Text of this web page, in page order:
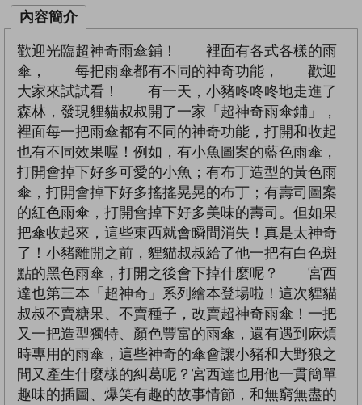
內容簡介
歡迎光臨超神奇雨傘鋪！ 裡面有各式各樣的雨
傘， 每把雨傘都有不同的神奇功能， 歡迎
大家來試試看！ 有一天，小豬咚咚咚地走進了
森林，發現貍貓叔叔開了一家「超神奇雨傘鋪」，
裡面每一把雨傘都有不同的神奇功能，打開和收起
也有不同效果喔！例如，有小魚圖案的藍色雨傘，
打開會掉下好多可愛的小魚；有布丁造型的黃色雨
傘，打開會掉下好多搖搖晃晃的布丁；有壽司圖案
的紅色雨傘，打開會掉下好多美味的壽司。但如果
把傘收起來，這些東西就會瞬間消失！真是太神奇
了！小豬離開之前，貍貓叔叔給了他一把有白色斑
點的黑色雨傘，打開之後會下掉什麼呢？ 宮西
達也第三本「超神奇」系列繪本登場啦！這次貍貓
叔叔不賣糖果、不賣種子，改賣超神奇雨傘！一把
又一把造型獨特、顏色豐富的雨傘，還有遇到麻煩
時專用的雨傘，這些神奇的傘會讓小豬和大野狼之
間又產生什麼樣的糾葛呢？宮西達也用他一貫簡單
趣味的插圖、爆笑有趣的故事情節，和無窮無盡的